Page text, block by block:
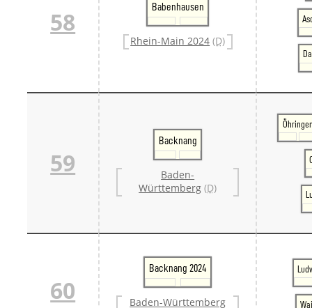
58
Babenhausen
Rhein-Main 2024 (D)
59
Backnang
Baden-
Württemberg (D)
60
Backnang 2024
Baden-Württemberg